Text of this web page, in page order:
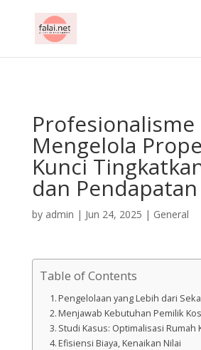
Profesionalisme
Mengelola
Kunci
dan Pendapatan
by admin | Jun 24, 2025 | General
Table of Contents
Pengelolaan yang Lebih dari
Menjawab Kebutuhan Pemilik
Studi Kasus: Optimalisasi Rumah
Efisiensi Biaya, Kenaikan Nilai